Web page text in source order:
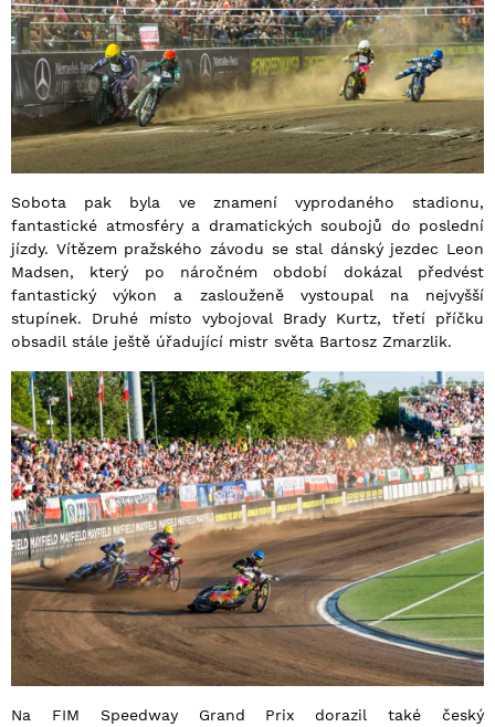
Sobota pak byla ve znamení vyprodaného stadionu,
fantastické atmosféry a dramatických soubojů do poslední
jízdy. Vítězem pražského závodu se stal dánský jezdec Leon
Madsen, který po náročném období dokázal předvést
fantastický výkon a zaslouženě vystoupal na nejvyšší
stupínek. Druhé místo vybojoval Brady Kurtz, třetí příčku
obsadil stále ještě úřadující mistr světa Bartosz Zmarzlik.
Na FIM Speedway Grand Prix dorazil také český